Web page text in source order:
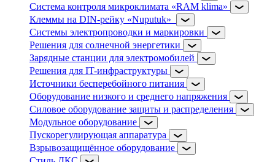
Система контроля микроклимата «RAM klima»
Клеммы на DIN-рейку «Nuputuk»
Системы электропроводки и маркировки
Решения для солнечной энергетики
Зарядные станции для электромобилей
Решения для IT-инфраструктуры
Источники бесперебойного питания
Оборудование низкого и среднего напряжения
Силовое оборудование защиты и распределения
Модульное оборудование
Пускорегулирующая аппаратура
Взрывозащищённое оборудование